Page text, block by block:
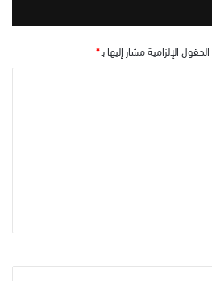
الحقول الإلزامية مشار إليها بـ*